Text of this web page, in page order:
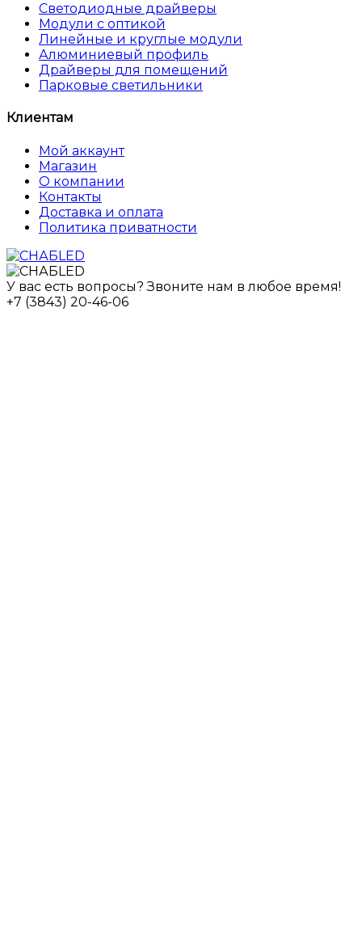
Светодиодные драйверы
Модули с оптикой
Линейные и круглые модули
Алюминиевый профиль
Драйверы для помещений
Парковые светильники
Клиентам
Мой аккаунт
Магазин
О компании
Контакты
Доставка и оплата
Политика приватности
У вас есть вопросы? Звоните нам в любое время!
+7 (3843) 20-46-06